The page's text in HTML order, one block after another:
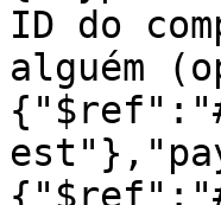
ID do
alguém
{"$ref":"#/